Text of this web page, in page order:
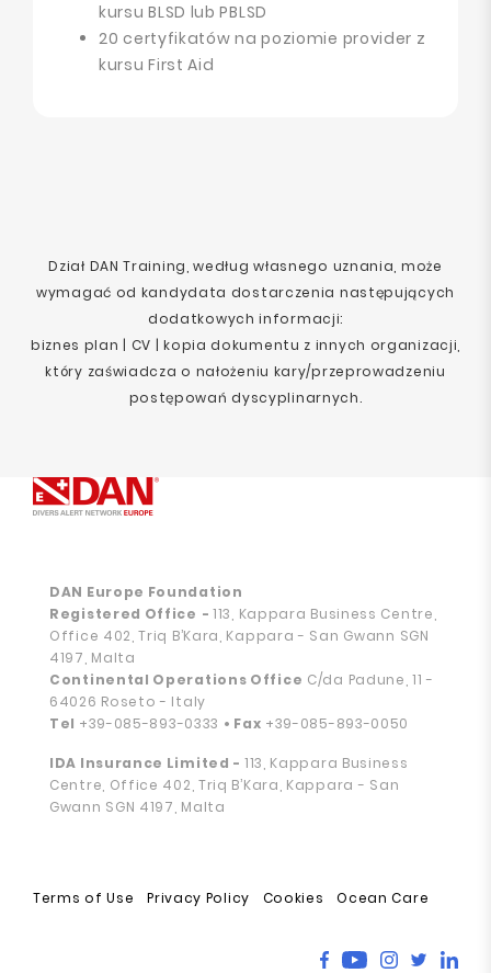
kursu BLSD lub PBLSD
20 certyfikatów na poziomie provider z
kursu First Aid
Dział DAN Training, według własnego uznania, może
wymagać od kandydata dostarczenia następujących
dodatkowych informacji:
biznes plan | CV | kopia dokumentu z innych organizacji,
który zaświadcza o nałożeniu kary/przeprowadzeniu
postępowań dyscyplinarnych.
DAN Europe Foundation
Registered Office -113, Kappara Business Centre,
Office 402, Triq B’Kara, Kappara - San Gwann SGN
4197, Malta
Continental Operations Office C/da Padune, 11 -
64026 Roseto - Italy
Tel +39-085-893-0333 • Fax +39-085-893-0050
IDA Insurance Limited - 113, Kappara Business
Centre, Office 402, Triq B’Kara, Kappara - San
Gwann SGN 4197, Malta
Terms of Use Privacy Policy Cookies Ocean Care